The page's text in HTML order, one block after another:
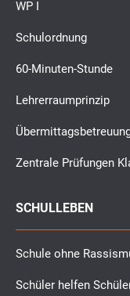
WP I
Schulordnung
60-Minuten-Stunde
Lehrerraumprinzip
Zentrale Prüfungen
SCHULLEBEN
Schule ohne
Schüler helfen